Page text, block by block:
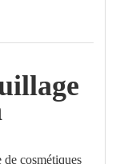
cosmétiques